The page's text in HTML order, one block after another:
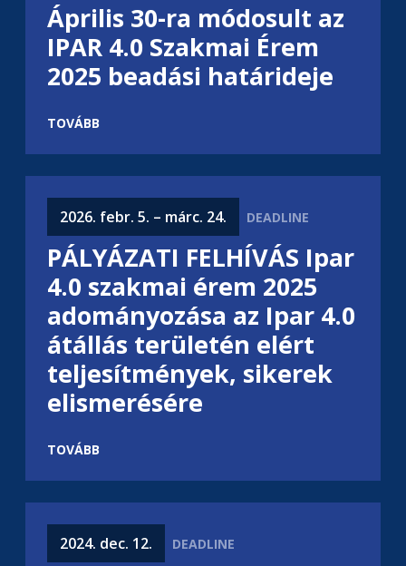
Április 30-ra módosult az
IPAR 4.0 Szakmai Érem
2025 beadási határideje
TOVÁBB
2026. febr. 5. – márc. 24.
PÁLYÁZATI FELHÍVÁS Ipar
4.0 szakmai érem 2025
adományozása az Ipar 4.0
átállás területén elért
teljesítmények, sikerek
elismerésére
TOVÁBB
2024. dec. 12.